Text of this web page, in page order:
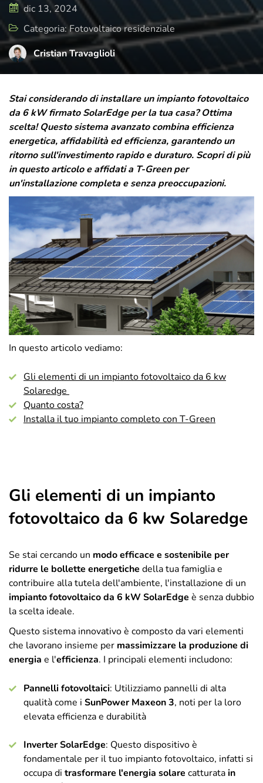
dic 13, 2024
Categoria: Fotovoltaico residenziale
Cristian Travaglioli
Stai considerando di installare un impianto fotovoltaico
da 6 kW firmato SolarEdge per la tua casa? Ottima
scelta! Questo sistema avanzato combina efficienza
energetica, affidabilità ed efficienza, garantendo un
ritorno sull'investimento rapido e duraturo. Scopri di più
in questo articolo e affidati a T-Green per
un'installazione completa e senza preoccupazioni.
In questo articolo vediamo:
Gli elementi di un impianto fotovoltaico da 6 kw
Solaredge
Quanto costa?
Installa il tuo impianto completo con T-Green
Gli elementi di un impianto
fotovoltaico da 6 kw Solaredge
Se stai cercando un modo efficace e sostenibile per
ridurre le bollette energetiche della tua famiglia e
contribuire alla tutela dell'ambiente, l'installazione di un
impianto fotovoltaico da 6 kW SolarEdge è senza dubbio
la scelta ideale.
Questo sistema innovativo è composto da vari elementi
che lavorano insieme per massimizzare la produzione di
energia e l'efficienza. I principali elementi includono:
Pannelli fotovoltaici: Utilizziamo pannelli di alta
qualità come i SunPower Maxeon 3, noti per la loro
elevata efficienza e durabilità
Inverter SolarEdge: Questo dispositivo è
fondamentale per il tuo impianto fotovoltaico, infatti si
occupa di trasformare l'energia solare catturatain
di cura e attenzione, rispecchia il presente
e il futuro di T-Green, ma sempre con uno
sguardo rivolto a dove tutto è iniziato.